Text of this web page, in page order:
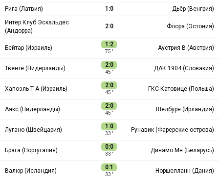
Рига (Латвия)
1:0
Дьёр (Венгрия)
Интер Клуб Эскальдес
(Андорра)
2:0 Флора (Эстония)
Бейтар (Израиль) 1:2
75 ′
Аустрия В (Австрия)
Твенте (Нидерланды) 2:0
45 ′
ДАК 1904 (Словакия)
Хапоэль Т-А (Израиль) 2:0
45 ′
ГКС Катовице (Польша)
Аякс (Нидерланды) 2:0
45 ′
Шелбурн (Ирландия)
Лугано (Швейцария) 1:0
33 ′
Рунавик (Фарерские острова)
Брага (Португалия) 0:0
33 ′
Динамо Мн (Беларусь)
Валюр (Исландия) 0:1
33 ′
Норшелланн (Дания)